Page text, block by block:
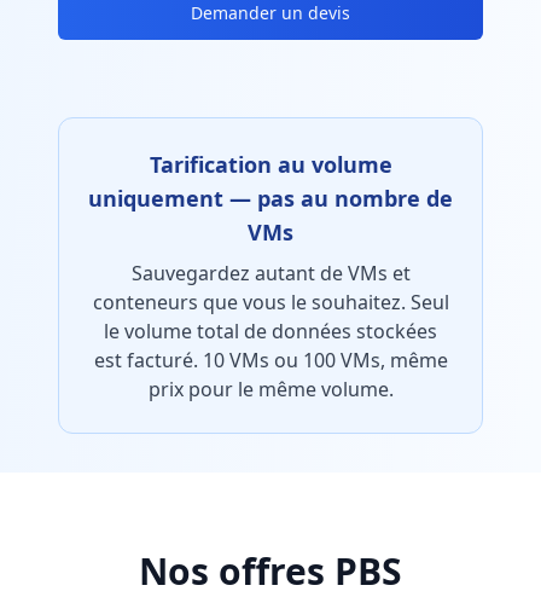
Demander un devis
Tarification au volume
uniquement — pas au nombre de
VMs
Sauvegardez autant de VMs et
conteneurs que vous le souhaitez. Seul
le volume total de données stockées
est facturé. 10 VMs ou 100 VMs, même
prix pour le même volume.
Nos offres PBS